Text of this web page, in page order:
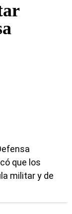
que los
militar y de